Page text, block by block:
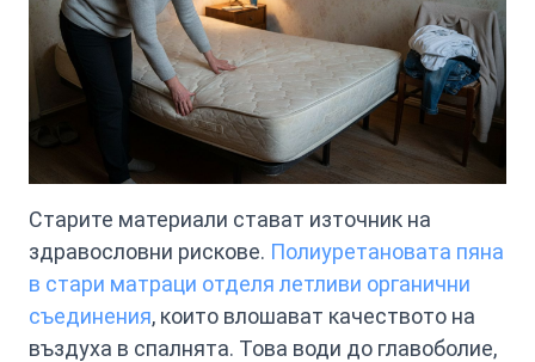
Старите материали стават източник на
здравословни рискове. Полиуретановата пяна
в стари матраци отделя летливи органични
съединения, които влошават качеството на
въздуха в спалнята. Това води до главоболие,